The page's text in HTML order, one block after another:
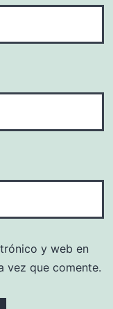
y web en
vez que comente.